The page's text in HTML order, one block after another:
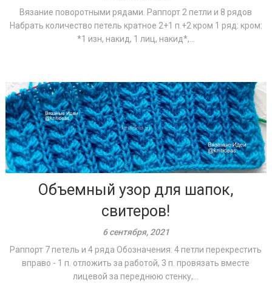
Вязание поворотными рядами. Раппорт 2 петли и 8 рядов
Набрать количество петель кратное 2+1 п.+2 кром 1 ряд: кром:
*1 изн, накид, 1 лиц, накид*,...
Объемный узор для шапок,
свитеров!
6 сентября, 2021
Раппорт 7 петель и 4 ряда Обозначения: 4 петли перекрестить
вправо - 1 п. отложить за работой, 3 п. провязать вместе
лицевой за переднюю стенку,...